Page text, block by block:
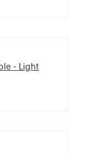
- Light